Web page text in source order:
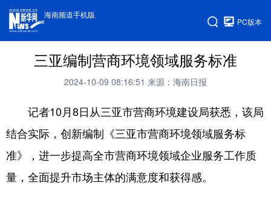
海南频道手机版
PC版本
三亚编制营商环境领域服务标准
2024-10-09 08:16:51 来源：海南日报
记者10月8日从三亚市营商环境建设局获悉，该局
结合实际，创新编制《三亚市营商环境领域服务标
准》，进一步提高全市营商环境领域企业服务工作质
量，全面提升市场主体的满意度和获得感。